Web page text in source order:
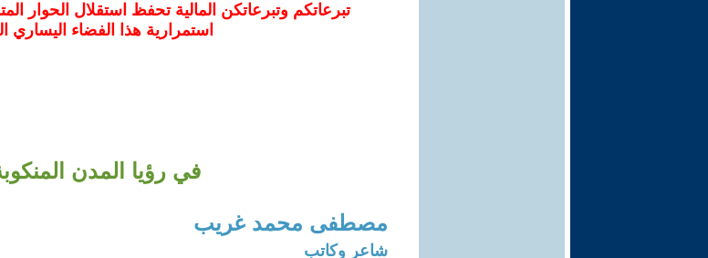
تبرعاتكم وتبرعاتكن المالية تحفظ استقلال الحوار
استمرارية هذا الفضاء اليساري
في رؤيا المدن
مصطفى محمد غريب
شاعر وكاتب